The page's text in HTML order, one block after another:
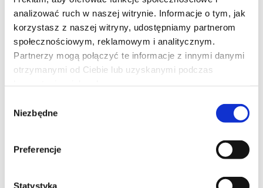
analizować ruch w naszej witrynie. Informacje o tym, jak
korzystasz z naszej witryny, udostępniamy partnerom
społecznościowym, reklamowym i analitycznym.
Partnerzy mogą połączyć te informacje z innymi danymi
otrzymanymi od Ciebie lub uzyskanymi podczas
zgody
Niezbędne
Preferencje
Statystyka
Mortal Kombat II
Dominacja Shao Khana (Martyn Ford) wreszcie musi zostać
przerwana. Dlatego mnich Liu Kang (Ludi Lin), była elitarną
żołnierka Sonya Blade (Jessica McNamee), jej mentor Jax Briggs
Tan) ponownie łączą siły, by ocalić Ziemię. Tym razem wsparcia
udziela im Johnny Cage (Karl Urban), a cała grupa rzuca się w wir